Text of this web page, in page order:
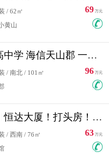
/ 62㎡
黄山
69 万元
开发区级高中学 海信天山郡 一手合同没有税！ 送车位
/ 南北 / 101㎡
96 万元
华电小区！恒达大厦！打头房！精装修！可低首付！随时看房！
/ 西南 / 76㎡
63 万元